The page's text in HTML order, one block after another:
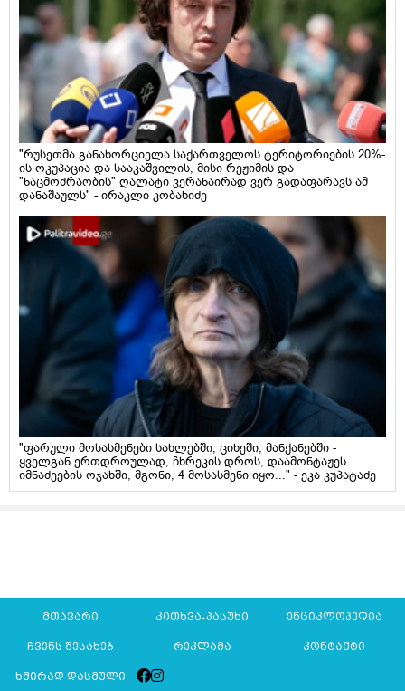
"რუსეთმა განახორციელა საქართველოს ტერიტორიების 20%-
ის ოკუპაცია და სააკაშვილის, მისი რეჟიმის და
"ნაცმოძრაობის" ღალატი ვერანაირად ვერ გადაფარავს ამ
დანაშაულს" - ირაკლი კობახიძე
"ფარული მოსასმენები სახლებში, ციხეში, მანქანებში -
ყველგან ერთდროულად, ჩხრეკის დროს, დაამონტაჟეს...
იმნაძეების ოჯახში, მგონი, 4 მოსასმენი იყო..." - ეკა კუპატაძე
მთავარი კითხვა-პასუხი ენციკლოპედია
ჩვენს შესახებ რეკლამა კონტაქტი
ხშირად დასმული